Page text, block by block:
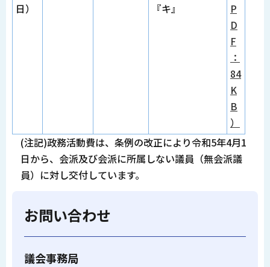
日）
『キ』
P
D
F
：
84
K
B
）
(注記)政務活動費は、条例の改正により令和5年4月1
日から、会派及び会派に所属しない議員（無会派議
員）に対し交付しています。
お問い合わせ
議会事務局